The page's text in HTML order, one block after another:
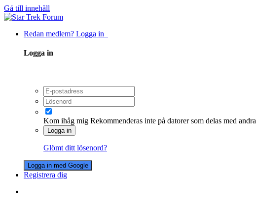
Gå till innehåll
Redan medlem? Logga in
Logga in
Kom ihåg mig Rekommenderas inte på datorer som delas med andra
Logga in
Glömt ditt lösenord?
Logga in med Google
Registrera dig